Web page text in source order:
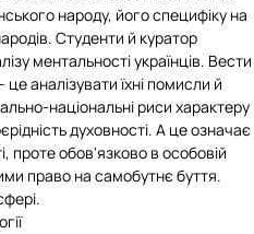
народу, його специфіку на
Студенти й куратор
ментальності українців. Вести
це аналізувати їхні помисли й
національні риси характеру
духовності. А це означає
проте обов'язково в особовій
право на самобутнє буття.